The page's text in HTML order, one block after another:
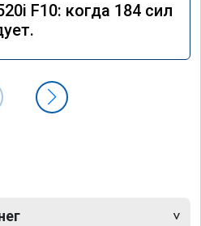
F10: когда 184 сил